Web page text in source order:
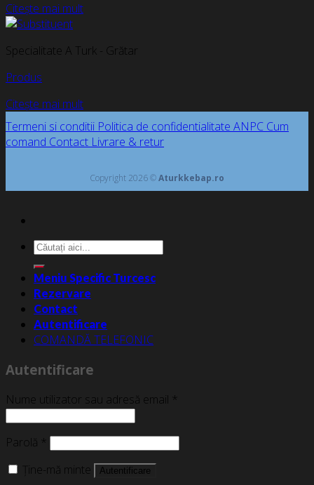
Citește mai mult
Specialitate A Turk - Grătar
Produs
Citește mai mult
Termeni si conditii Politica de confidentialitate ANPC Cum
comand Contact Livrare & retur
Copyright 2026 ©Aturkkebap.ro
Caută
după:
Meniu Specific Turcesc
Rezervare
Contact
Autentificare
COMANDĂ TELEFONIC
Autentificare
Nume utilizator sau adresă email *
Parolă *
Ține-mă minte
Autentificare